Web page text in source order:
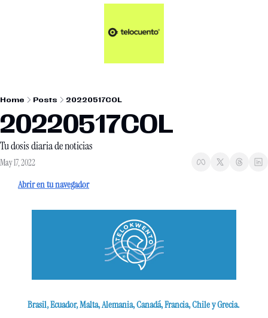
Artículos 📑
Plus 💎
Home Posts 20220517COL
20220517COL
Tu dosis diaria de noticias
May 17, 2022
Abrir en tu navegador
Brasil, Ecuador, Malta, Alemania, Canadá, Francia, Chile y Grecia.